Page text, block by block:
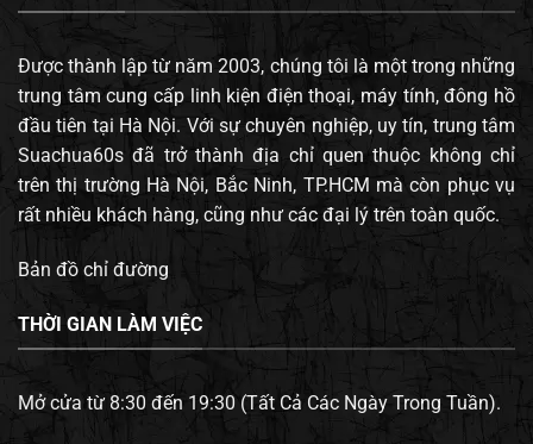
Được thành lập từ năm 2003, chúng tôi là một trong những
trung tâm cung cấp linh kiện điện thoại, máy tính, đông hồ
đầu tiên tại Hà Nội. Với sự chuyên nghiệp, uy tín, trung tâm
Suachua60s đã trở thành địa chỉ quen thuộc không chỉ
trên thị trường Hà Nội, Bắc Ninh, TP.HCM mà còn phục vụ
rất nhiều khách hàng, cũng như các đại lý trên toàn quốc.
Bản đồ chỉ đường
THỜI GIAN LÀM VIỆC
Mở cửa từ 8:30 đến 19:30 (Tất Cả Các Ngày Trong Tuần).